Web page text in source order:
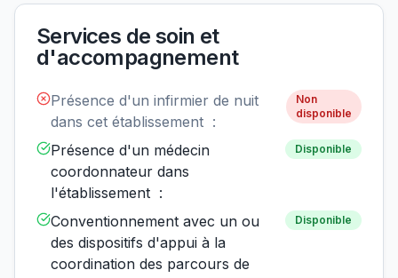
Services de soin et
d'accompagnement
Présence d'un infirmier de nuit
dans cet établissement :
Non
disponible
Présence d'un médecin
coordonnateur dans
l'établissement :
Disponible
Conventionnement avec un ou
des dispositifs d'appui à la
coordination des parcours de
Disponible